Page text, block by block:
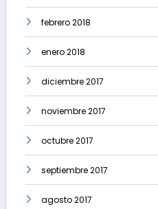
febrero 2018
enero 2018
diciembre 2017
noviembre 2017
octubre 2017
septiembre 2017
agosto 2017